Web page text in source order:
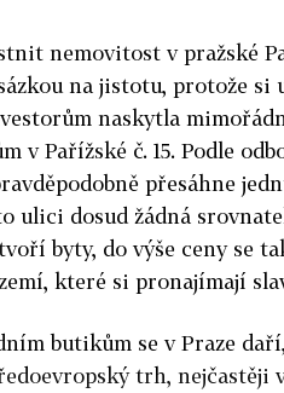
nemovitost v pražské
na jistotu, protože si
naskytla
v Pařížské č. 15. Podle
přesáhne
ulici dosud žádná
byty, do výše ceny se
které si pronajímají
butikům se v Praze
trh, nejčastěji